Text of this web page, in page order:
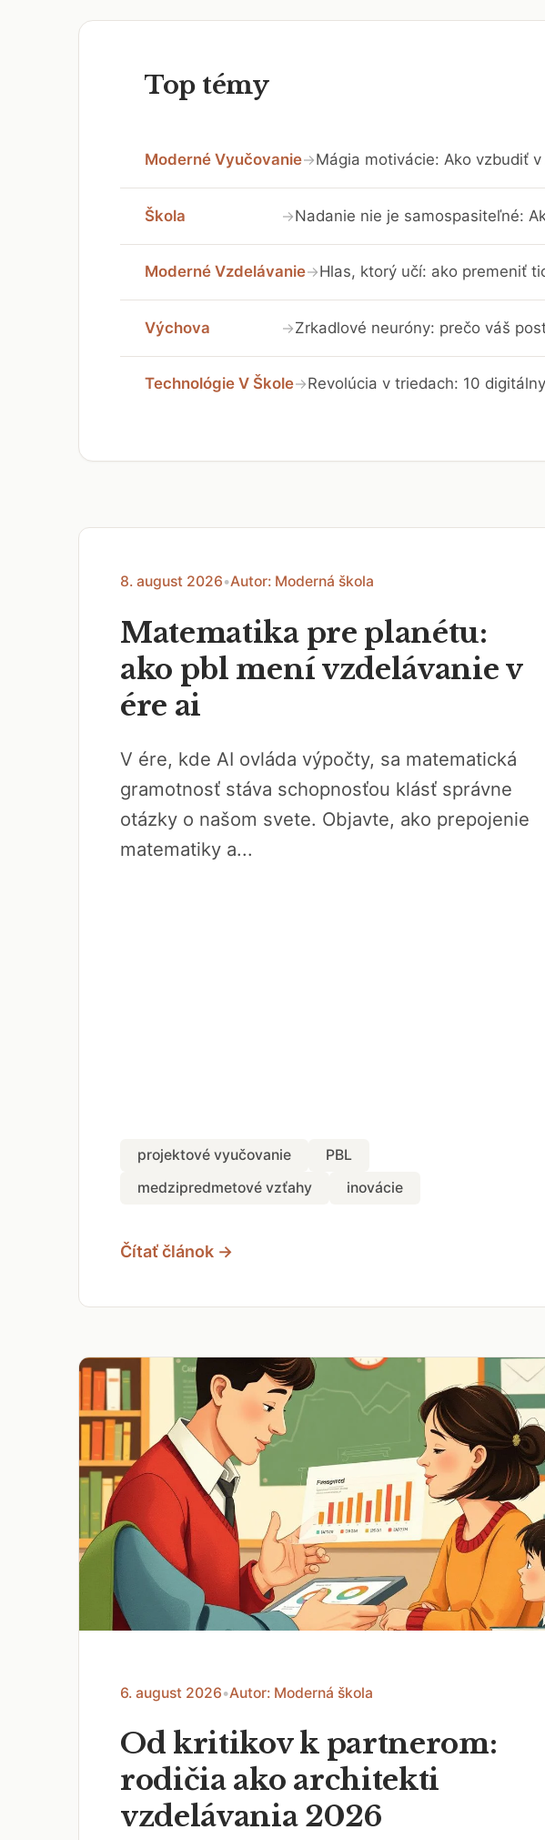
Top témy
Moderné Vyučovanie→Mágia motivácie: Ako vzbudiť
Škola →Nadanie nie je samospasiteľné:
Moderné Vzdelávanie→Hlas, ktorý učí: ako premeniť
Výchova →Zrkadlové neuróny: prečo váš
Technológie V Škole→Revolúcia v triedach: 10
8. august 2026•Autor: Moderná škola
Matematika pre planétu:
ako pbl mení vzdelávanie v
ére ai
V ére, kde AI ovláda výpočty, sa matematická
gramotnosť stáva schopnosťou klásť správne
otázky o našom svete. Objavte, ako prepojenie
matematiky a...
projektové vyučovanie
PBL
medzipredmetové vzťahy
inovácie
Čítať článok →
6. august 2026•Autor: Moderná škola
Od kritikov k partnerom:
rodičia ako architekti
vzdelávania 2026